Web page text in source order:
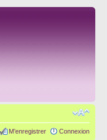
M’enregistrer Connexion